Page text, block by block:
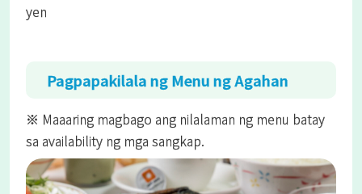
yen
Pagpapakilala ng Menu ng Agahan
※ Maaaring magbago ang nilalaman ng menu batay
sa availability ng mga sangkap.